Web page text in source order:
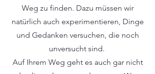
Weg zu finden. Dazu müssen wir
natürlich auch experimentieren, Dinge
und Gedanken versuchen, die noch
unversucht sind.
Auf Ihrem Weg geht es auch gar nicht